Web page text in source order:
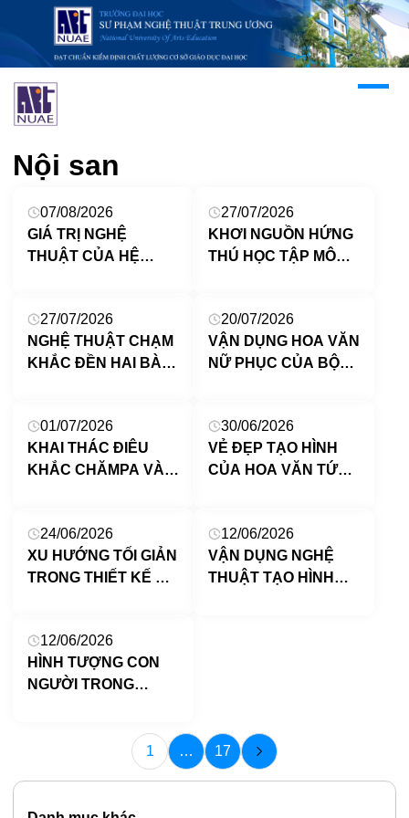
Nội san
07/08/2026
GIÁ TRỊ NGHỆ
THUẬT CỦA HỆ
NHÀ THỜ SỞ KIỆN
VÀ KHẢ NĂNG ỨNG
DỤNG TRONG DẠY
27/07/2026
KHƠI NGUỒN HỨNG
THÚ HỌC TẬP MÔN
CƠ SỞ THEO
HƯỚNG PHÁT TRIỂN
NĂNG LỰC
27/07/2026
NGHỆ THUẬT CHẠM
KHẮC ĐỀN HAI BÀ
20/07/2026
VẬN DỤNG HOA VĂN
NỮ PHỤC CỦA BỘ
TRANG TRÍ CHO
HỌC SINH TIỂU HỌC
01/07/2026
KHAI THÁC ĐIÊU
KHẮC CHĂMPA VÀO
LAST EMPEROR
30/06/2026
VẺ ĐẸP TẠO HÌNH
CỦA HOA VĂN TỨ
NGUYỄN
24/06/2026
XU HƯỚNG TỐI GIẢN
TRONG THIẾT KẾ ĐỒ
KHÍ MẠNH NHẤT
CỦA THƯƠNG HIỆU
12/06/2026
VẬN DỤNG NGHỆ
THUẬT TẠO HÌNH
12/06/2026
HÌNH TƯỢNG CON
NGƯỜI TRONG
HỌC MĨ THUẬT CHO
HỌC SINH TIỂU HỌC
1 … 17